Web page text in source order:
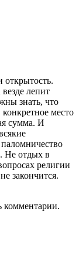
открытость.
лепит
знать, что
место
сумма. И
Не отдых в
религии
закончится.
комментарии.